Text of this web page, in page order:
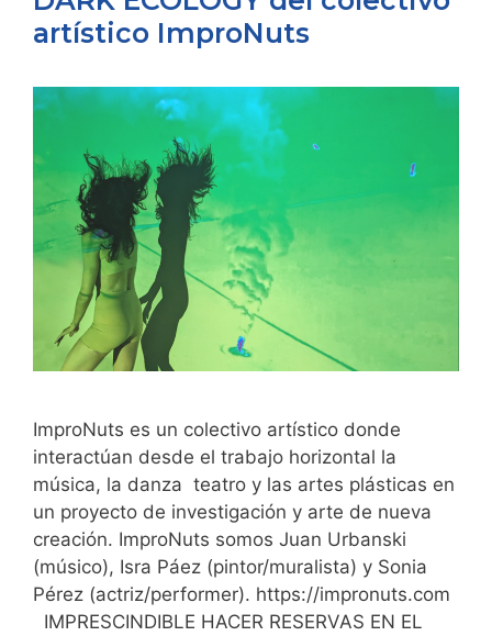
artístico ImproNuts
ImproNuts es un colectivo artístico donde
interactúan desde el trabajo horizontal la
música, la danza teatro y las artes plásticas en
un proyecto de investigación y arte de nueva
creación. ImproNuts somos Juan Urbanski
(músico), Isra Páez (pintor/muralista) y Sonia
Pérez (actriz/performer). https://impronuts.com
IMPRESCINDIBLE HACER RESERVAS EN EL